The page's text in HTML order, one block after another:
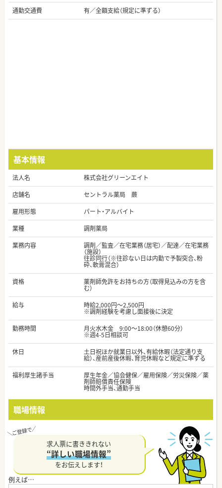
通勤交通費
有／全額支給（規定に準ずる）
基本情報
法人名
株式会社グリーンエイト
店舗名
セントラル薬局 蕨
雇用形態
パート・アルバイト
業種
調剤薬局
業務内容
調剤／監査／在宅業務（居宅）／配達／在宅業務
（施設）
往診同行（※往診ない日は内勤で予製突合、粉
砕、軟膏混合）
資格
薬剤師免許をお持ちの方（取得見込みの方を含
む）
給与
時給2,000円～2,500円
※調剤経験を考慮し面接後に決定
勤務時間
月火水木金 9:00～18:00（休憩60分）
※週4-5日相談可
休日
土日祝ほか就業日以外、有給休暇（法定通り支
給）、産前産後休暇、育児休暇など規定に準ずる
福利厚生諸手当
厚生年金／協会健保／雇用保険／労災保険／薬
剤師賠償責任保険
時間外手当、通勤手当
職場情報
求人票に書ききれない
“詳しい職場情報”
をお伝えします！